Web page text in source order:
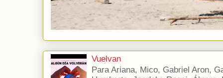
Vuelvan
Para Ariana, Mico, Gabriel Aron,